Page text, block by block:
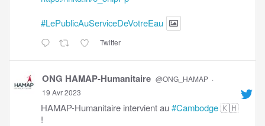
#LePublicAuServiceDeVotreEau
Twitter
ONG HAMAP-Humanitaire @ONG_HAMAP ·
19 Avr 2023
HAMAP-Humanitaire intervient au#Cambodge🇰🇭
!